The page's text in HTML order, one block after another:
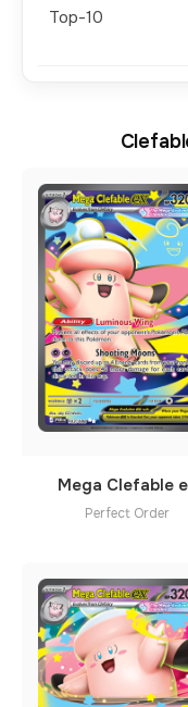
Top-10
Mega Clefable
Perfect Order